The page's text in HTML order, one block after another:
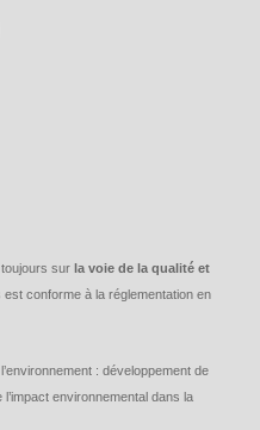
toujours sur la voie de la qualité et
est conforme à la réglementation en
: développement de
l’impact environnemental dans la